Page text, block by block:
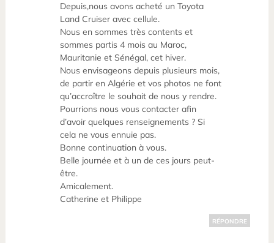
Depuis,nous avons acheté un Toyota
Land Cruiser avec cellule.
Nous en sommes très contents et
sommes partis 4 mois au Maroc,
Mauritanie et Sénégal, cet hiver.
Nous envisageons depuis plusieurs mois,
de partir en Algérie et vos photos ne font
qu’accroître le souhait de nous y rendre.
Pourrions nous vous contacter afin
d’avoir quelques renseignements ? Si
cela ne vous ennuie pas.
Bonne continuation à vous.
Belle journée et à un de ces jours peut-
être.
Amicalement.
Catherine et Philippe
RÉPONDRE